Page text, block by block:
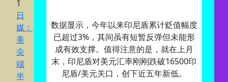
1
日
媒：
美
尖
端
半
数据显示，今年以来印尼盾累计贬值幅度
已超过3%，其间虽有短暂反弹但未能形
成有效支撑。值得注意的是，就在上月
末，印尼盾对美元汇率刚刚跌破16500印
尼盾/美元关口，创下近五年新低。